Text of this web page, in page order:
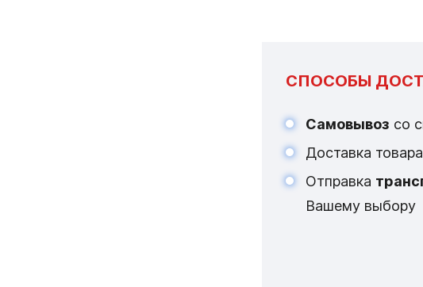
СПОСОБЫ
Самовывоз со
Доставка товара
Отправка
Вашему выбору